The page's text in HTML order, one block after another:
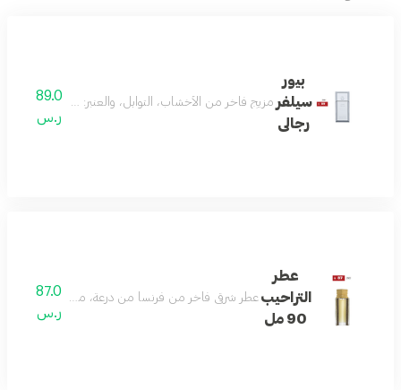
بيور
سيلفر
رجالى
مزيج فاخر من الأخشاب، التوابل، والعنبر: مع النوتات العليا من الفلفل
89.0
ر.س
عطر
التراحيب
90 مل
عطر شرقي فاخر من فرنسا من درعة، مثالي للرجال: يتميز
87.0
ر.س